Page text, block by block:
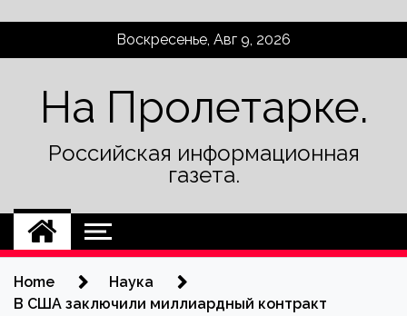
Воскресенье, Авг 9, 2026
На Пролетарке.
Российская информационная
газета.
Home
Наука
В США заключили миллиардный контракт